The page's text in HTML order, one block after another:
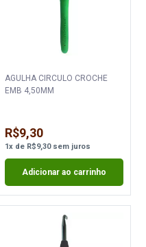
AGULHA CIRCULO CROCHE
EMB 4,50MM
R$9,30
1xde R$9,30sem juros
Adicionar ao carrinho